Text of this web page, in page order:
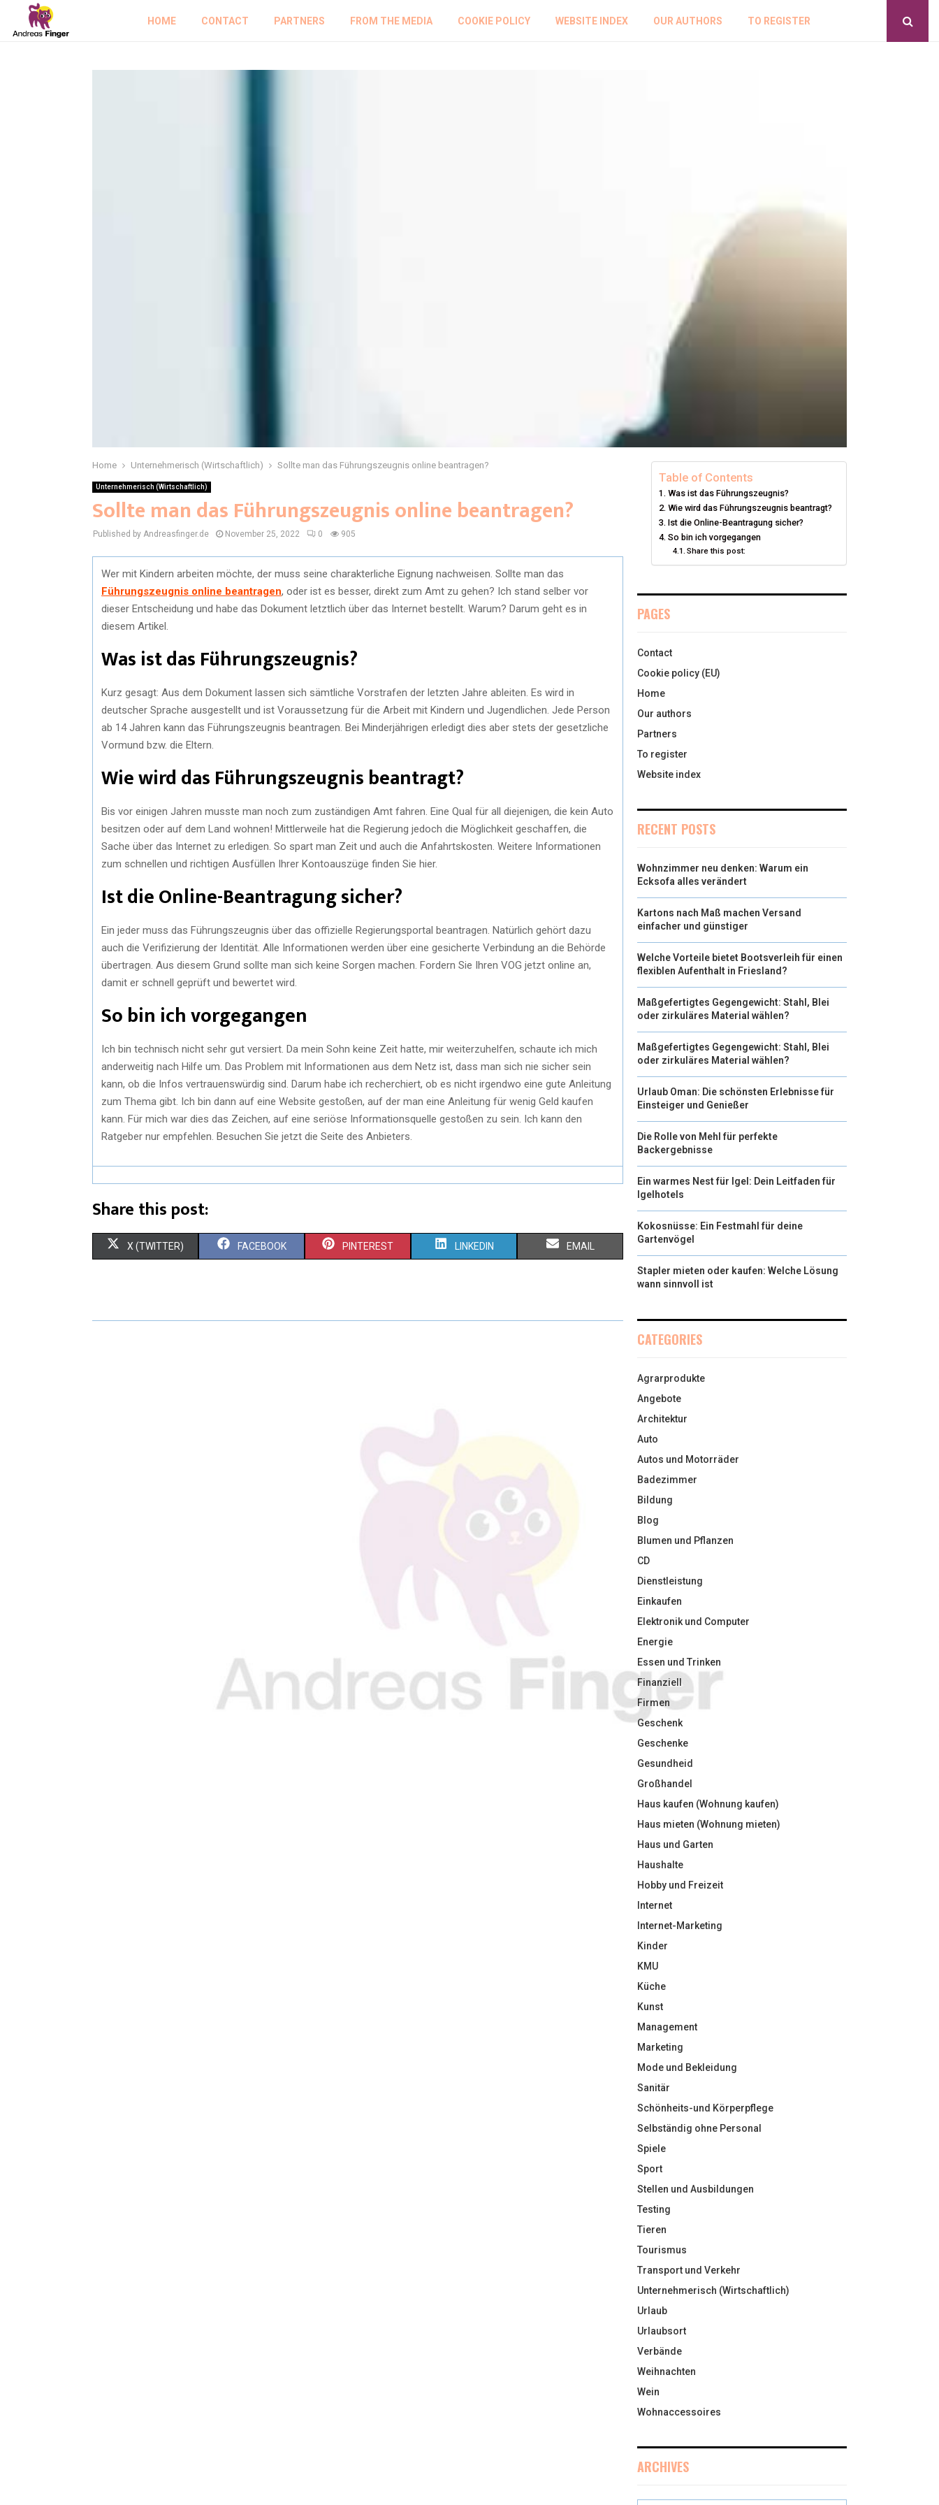
HOME CONTACT PARTNERS FROM THE MEDIA COOKIE POLICY WEBSITE INDEX OUR AUTHORS TO REGISTER
Home Unternehmerisch (Wirtschaftlich) Sollte man das Führungszeugnis online beantragen?
Unternehmerisch (Wirtschaftlich)
Sollte man das Führungszeugnis online beantragen?
Published by Andreasfinger.de November 25, 2022 0 905
Wer mit Kindern arbeiten möchte, der muss seine charakterliche Eignung nachweisen. Sollte man das
Führungszeugnis online beantragen, oder ist es besser, direkt zum Amt zu gehen? Ich stand selber vor
dieser Entscheidung und habe das Dokument letztlich über das Internet bestellt. Warum? Darum geht es in
diesem Artikel.
Was ist das Führungszeugnis?
Kurz gesagt: Aus dem Dokument lassen sich sämtliche Vorstrafen der letzten Jahre ableiten. Es wird in
deutscher Sprache ausgestellt und ist Voraussetzung für die Arbeit mit Kindern und Jugendlichen. Jede Person
ab 14 Jahren kann das Führungszeugnis beantragen. Bei Minderjährigen erledigt dies aber stets der gesetzliche
Vormund bzw. die Eltern.
Wie wird das Führungszeugnis beantragt?
Bis vor einigen Jahren musste man noch zum zuständigen Amt fahren. Eine Qual für all diejenigen, die kein Auto
besitzen oder auf dem Land wohnen! Mittlerweile hat die Regierung jedoch die Möglichkeit geschaffen, die
Sache über das Internet zu erledigen. So spart man Zeit und auch die Anfahrtskosten. Weitere Informationen
zum schnellen und richtigen Ausfüllen Ihrer Kontoauszüge finden Sie hier.
Ist die Online-Beantragung sicher?
Ein jeder muss das Führungszeugnis über das offizielle Regierungsportal beantragen. Natürlich gehört dazu
auch die Verifizierung der Identität. Alle Informationen werden über eine gesicherte Verbindung an die Behörde
übertragen. Aus diesem Grund sollte man sich keine Sorgen machen. Fordern Sie Ihren VOG jetzt online an,
damit er schnell geprüft und bewertet wird.
So bin ich vorgegangen
Ich bin technisch nicht sehr gut versiert. Da mein Sohn keine Zeit hatte, mir weiterzuhelfen, schaute ich mich
anderweitig nach Hilfe um. Das Problem mit Informationen aus dem Netz ist, dass man sich nie sicher sein
kann, ob die Infos vertrauenswürdig sind. Darum habe ich recherchiert, ob es nicht irgendwo eine gute Anleitung
zum Thema gibt. Ich bin dann auf eine Website gestoßen, auf der man eine Anleitung für wenig Geld kaufen
kann. Für mich war dies das Zeichen, auf eine seriöse Informationsquelle gestoßen zu sein. Ich kann den
Ratgeber nur empfehlen. Besuchen Sie jetzt die Seite des Anbieters.
Share this post:
X (TWITTER) FACEBOOK PINTEREST LINKEDIN EMAIL
Table of Contents
Was ist das Führungszeugnis?
Wie wird das Führungszeugnis beantragt?
Ist die Online-Beantragung sicher?
So bin ich vorgegangen
Share this post:
PAGES
Contact
Cookie policy (EU)
Home
Our authors
Partners
To register
Website index
RECENT POSTS
Wohnzimmer neu denken: Warum ein
Ecksofa alles verändert
Kartons nach Maß machen Versand
einfacher und günstiger
Welche Vorteile bietet Bootsverleih für einen
flexiblen Aufenthalt in Friesland?
Maßgefertigtes Gegengewicht: Stahl, Blei
oder zirkuläres Material wählen?
Maßgefertigtes Gegengewicht: Stahl, Blei
oder zirkuläres Material wählen?
Urlaub Oman: Die schönsten Erlebnisse für
Einsteiger und Genießer
Die Rolle von Mehl für perfekte
Backergebnisse
Ein warmes Nest für Igel: Dein Leitfaden für
Igelhotels
Kokosnüsse: Ein Festmahl für deine
Gartenvögel
Stapler mieten oder kaufen: Welche Lösung
wann sinnvoll ist
CATEGORIES
Agrarprodukte
Angebote
Architektur
Auto
Autos und Motorräder
Badezimmer
Bildung
Blog
Blumen und Pflanzen
CD
Dienstleistung
Einkaufen
Elektronik und Computer
Energie
Essen und Trinken
Finanziell
Firmen
Geschenk
Geschenke
Gesundheid
Großhandel
Haus kaufen (Wohnung kaufen)
Haus mieten (Wohnung mieten)
Haus und Garten
Haushalte
Hobby und Freizeit
Internet
Internet-Marketing
Kinder
KMU
Küche
Kunst
Management
Marketing
Mode und Bekleidung
Sanitär
Schönheits-und Körperpflege
Selbständig ohne Personal
Spiele
Sport
Stellen und Ausbildungen
Testing
Tieren
Tourismus
Transport und Verkehr
Unternehmerisch (Wirtschaftlich)
Urlaub
Urlaubsort
Verbände
Weihnachten
Wein
Wohnaccessoires
ARCHIVES